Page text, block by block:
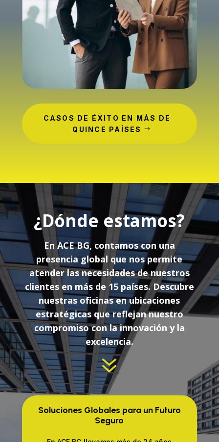
CASOS DE ÉXITO EN MÁS DE
QUINCE PAÍSES
¿Dónde estamos?
En ACE BG, contamos con una
presencia global que nos permite
atender las necesidades de nuestros
clientes en más de 15 países. Descubre
nuestras oficinas en ubicaciones
estratégicas que reflejan nuestro
compromiso con la innovación y la
excelencia.
7
Soluciones Globales para un Futuro
Seguro